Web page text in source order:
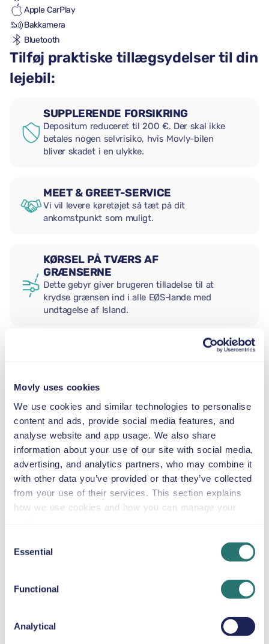
Movly uses cookies
We use cookies and similar technologies to personalise
content and ads, provide social media features, and
analyse website and app usage. We also share
information about your use of our site with social media,
advertising, and analytics partners, who may combine it
with other data you’ve provided or that they’ve collected
from your use of their services. This section explains
how we use cookies and how you can manage your
Selection
Essential
Functional
Analytical
Apple CarPlay
Bakkamera
Bluetooth
Tilføj praktiske tillægsydelser til din
lejebil:
SUPPLERENDE FORSIKRING
Depositum reduceret til 200 €. Der skal ikke
betales nogen selvrisiko, hvis Movly-bilen
bliver skadet i en ulykke.
MEET & GREET-SERVICE
Vi vil levere køretøjet så tæt på dit
ankomstpunkt som muligt.
KØRSEL PÅ TVÆRS AF
GRÆNSERNE
Dette gebyr giver brugeren tilladelse til at
krydse grænsen ind i alle EØS-lande med
undtagelse af Island.
BABYSTOL
2,5–13 kg
BARNESÆDE
9–18 kg
AUTOSTOL
SNEKÆDER